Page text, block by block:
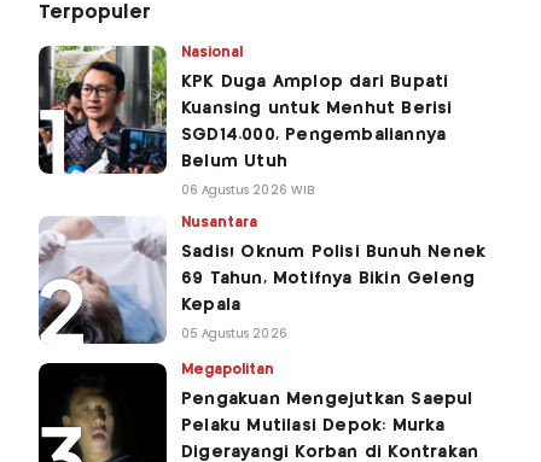
Terpopuler
Nasional
KPK Duga Amplop dari Bupati
Kuansing untuk Menhut Berisi
SGD14.000, Pengembaliannya
Belum Utuh
06 Agustus 2026 WIB
Nusantara
Sadis! Oknum Polisi Bunuh Nenek
69 Tahun, Motifnya Bikin Geleng
Kepala
05 Agustus 2026
Megapolitan
Pengakuan Mengejutkan Saepul
Pelaku Mutilasi Depok: Murka
Digerayangi Korban di Kontrakan